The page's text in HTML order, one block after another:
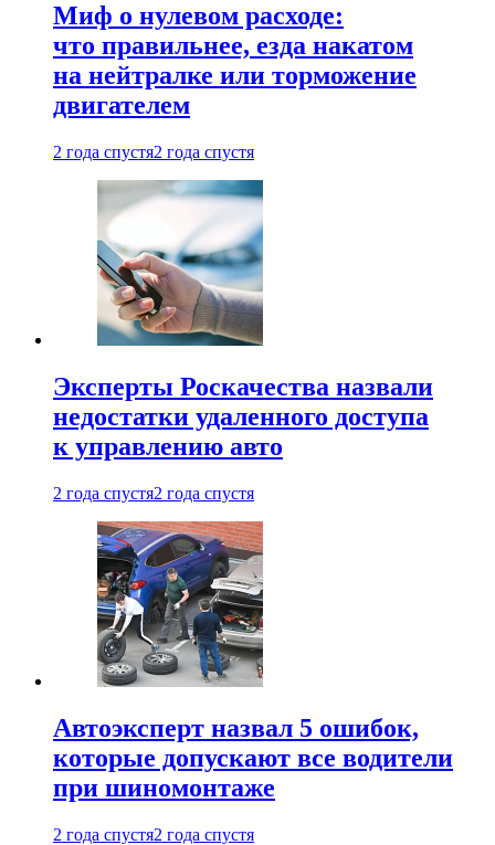
Миф о нулевом расходе:
что правильнее, езда накатом
на нейтралке или торможение
двигателем
2 года спустя2 года спустя
Эксперты Роскачества назвали
недостатки удаленного доступа
к управлению авто
2 года спустя2 года спустя
Автоэксперт назвал 5 ошибок,
которые допускают все водители
при шиномонтаже
2 года спустя2 года спустя